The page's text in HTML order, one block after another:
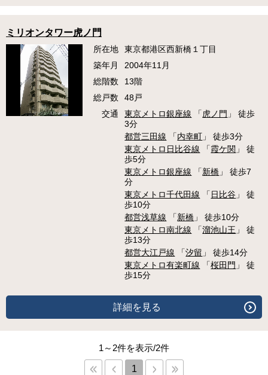
ミリオンタワー虎ノ門
所在地
東京都港区西新橋１丁目
築年月
2004年11月
総階数
13階
総戸数
48戸
交通
東京メトロ銀座線 「 虎ノ門 」 徒歩
3分
都営三田線 「内幸町 」 徒歩3分
東京メトロ日比谷線 「霞ケ関 」 徒
歩5分
東京メトロ銀座線 「新橋 」 徒歩7
分
東京メトロ千代田線 「 日比谷 」 徒
歩10分
都営浅草線 「新橋 」 徒歩10分
東京メトロ南北線 「溜池山王 」 徒
歩13分
都営大江戸線 「汐留 」 徒歩14分
東京メトロ有楽町線 「桜田門 」 徒
歩15分
詳細を見る
1～2件を表示/2件
1